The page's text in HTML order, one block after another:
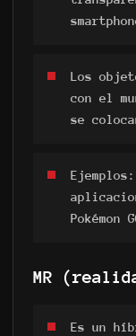
Los
con el
se
Pokémon
MR
Es un